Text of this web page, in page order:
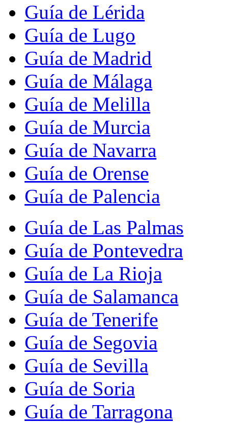
Guía de Lérida
Guía de Lugo
Guía de Madrid
Guía de Málaga
Guía de Melilla
Guía de Murcia
Guía de Navarra
Guía de Orense
Guía de Palencia
Guía de Las Palmas
Guía de Pontevedra
Guía de La Rioja
Guía de Salamanca
Guía de Tenerife
Guía de Segovia
Guía de Sevilla
Guía de Soria
Guía de Tarragona